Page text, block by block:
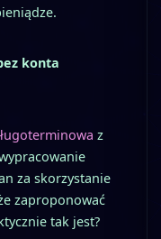
konta
z
za skorzystanie
zaproponować
tak jest?